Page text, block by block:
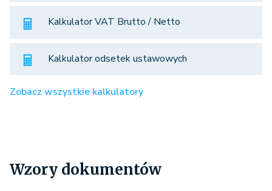
Kalkulator VAT Brutto / Netto
Kalkulator odsetek ustawowych
Zobacz wszystkie kalkulatory
Wzory dokumentów